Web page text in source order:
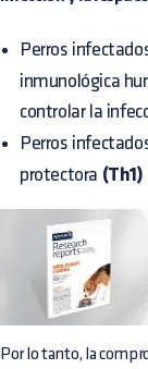
Perros
inmunológica
controlar la
Perros
protectora (Th1)
Por lo tanto, la